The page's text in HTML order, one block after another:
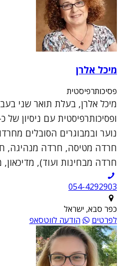
מיכל אלרן
פסיכותרפיסטית
מיכל אלרן, בעלת תואר שני
נוער ובמבוגרים הסובלים
חרדה מטיסה, חרדה מנהיגה,
חרדה מבחינות ועוד),
054-4292903
כפר סבא, ישראל
לפרטים
הודעה לווטסאפ